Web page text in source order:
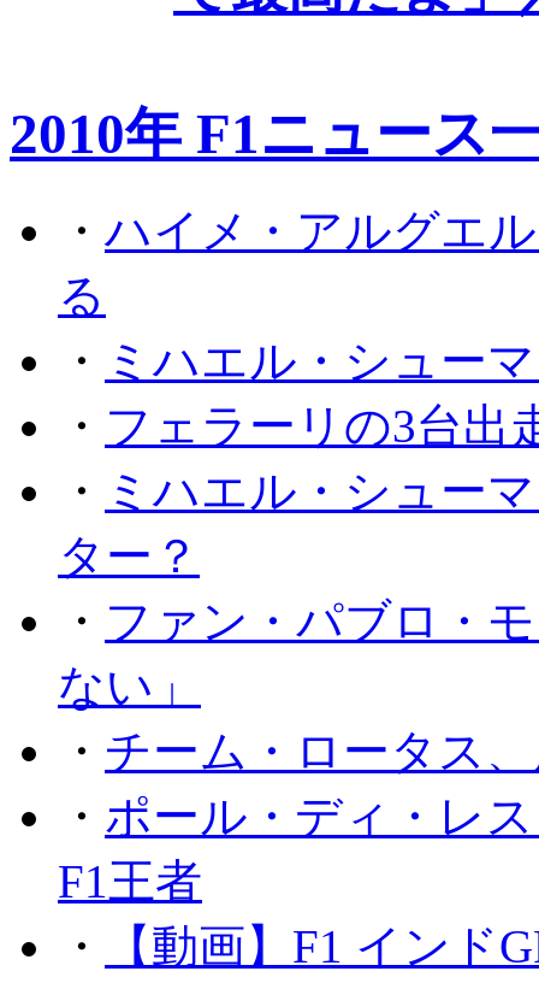
2010年 F1ニュース
・ハイメ・アルグエ
る
・ ミハエル・シュー
・ フェラーリの3台出
・ ミハエル・シュー
ター？
・ ファン・パブロ・
ない」
・ チーム・ロータス
・ ポール・ディ・レ
F1王者
・
【動画】F1 インド